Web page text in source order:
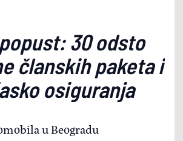
30 odsto
članskih paketa i
osiguranja
u Beogradu